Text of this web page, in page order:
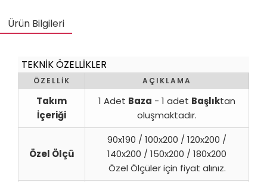
Ürün Bilgileri
TEKNİK ÖZELLİKLER
ÖZELLİK AÇIKLAMA
Takım
İçeriği
1 Adet Baza - 1 adet Başlıktan
oluşmaktadır.
Özel Ölçü
90x190 / 100x200 / 120x200 /
140x200 / 150x200 / 180x200
Özel Ölçüler için fiyat alınız.